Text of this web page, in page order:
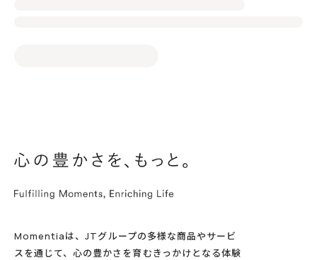
Momentiaは、JTグループの多様な商品やサービ
スを通じて、心の豊かさを育むきっかけとなる体験